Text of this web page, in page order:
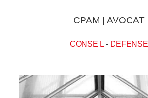
CPAM | AVOCAT
CONSEIL- DEFENSE